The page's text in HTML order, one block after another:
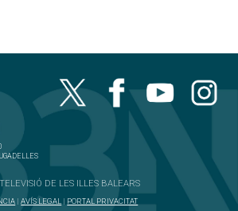
DE LES ILLES BALEARS
|AVÍS LEGAL | PORTAL PRIVACITAT